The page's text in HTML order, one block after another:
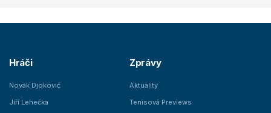
Hráči
Novak Djokovič
Jiří Lehečka
Zprávy
Aktuality
Tenisová Previews